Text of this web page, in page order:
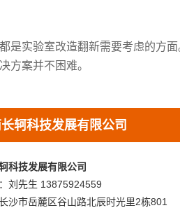
是实验室改造翻新需要考虑的方
方案并不困难。
轲科技发展有限公司
科技发展有限公司
刘先生 13875924559
沙市岳麓区谷山路北辰时光里2栋801